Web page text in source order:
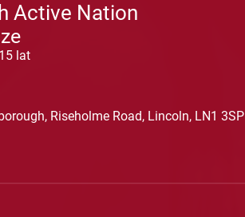
Active Nation
lat
Riseholme Road, Lincoln, LN1 3SP